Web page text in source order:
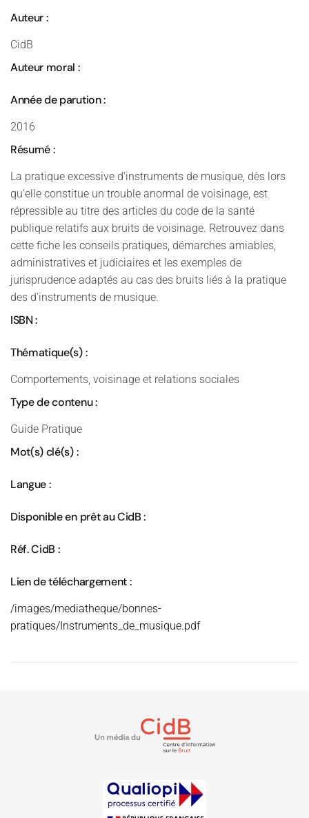
Auteur :
CidB
Auteur moral :
Année de parution :
2016
Résumé :
La pratique excessive d'instruments de musique, dès lors
qu'elle constitue un trouble anormal de voisinage, est
répressible au titre des articles du code de la santé
publique relatifs aux bruits de voisinage. Retrouvez dans
cette fiche les conseils pratiques, démarches amiables,
administratives et judiciaires et les exemples de
jurisprudence adaptés au cas des bruits liés à la pratique
des d'instruments de musique.
ISBN :
Thématique(s) :
Comportements, voisinage et relations sociales
Type de contenu :
Guide Pratique
Mot(s) clé(s) :
Langue :
Disponible en prêt au CidB :
Réf. CidB :
Lien de téléchargement :
/images/mediatheque/bonnes-
pratiques/Instruments_de_musique.pdf